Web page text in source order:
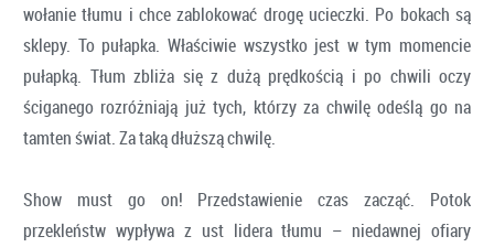
wołanie tłumu i chce zablokować drogę ucieczki. Po bokach są
sklepy. To pułapka. Właściwie wszystko jest w tym momencie
pułapką. Tłum zbliża się z dużą prędkością i po chwili oczy
ściganego rozróżniają już tych, którzy za chwilę odeślą go na
tamten świat. Za taką dłuższą chwilę.
Show must go on! Przedstawienie czas zacząć. Potok
przekleństw wypływa z ust lidera tłumu – niedawnej ofiary